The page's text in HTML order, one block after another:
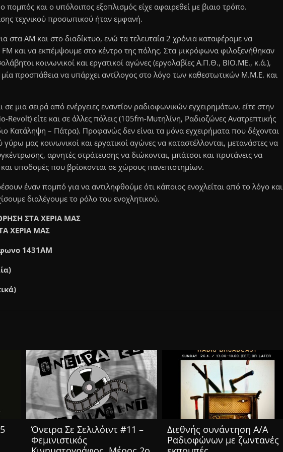
πομπός και ο υπόλοιπος εξοπλισμός είχε αφαιρεθεί με βιαιο τρόπο.
τεχνικού προσωπικού ήταν εμφανή.
στα ΑΜ και στο διαδίκτυο, ενώ τα τελευταία 2 χρόνια καταφέραμε να
και να εκπέμψουμε στο κέντρο της πόλης. Στα μικρόφωνα φιλοξενήθηκαν
κοινωνικοί και εργατικοί αγώνες (εργολαβίες Α.Π.Θ., ΒΙΟ.ΜΕ., κ.ά.),
προσπάθεια να υπάρχει αντίλογος στο λόγο των καθεστωτικών Μ.Μ.Ε. και
μια σειρά από ενέργειες εναντίον ραδιοφωνικών εγχειρημάτων, είτε στην
Revolt) είτε και σε άλλες πόλεις (105fm-Μυτηλίνη, Ραδιοζώνες Ανατρεπτικής
Κατάληψη – Πάτρα). Προφανώς δεν είναι τα μόνα εγχειρήματα που δέχονται
μας κοινωνικοί και εργατικοί αγώνες να καταστέλλονται, μετανάστες να
αρνητές στράτευσης να διώκονται, μπάτσοι και πρυτάνεις να
και υποδομές που βρίσκονται σε χώρους πανεπιστημίων.
έναν πομπό για να αντιληφθούμε ότι κάποιος ενοχλείται από το λόγο και
διαλέγουμε το ρόλο του ενοχλητικού.
ΣΤΑ ΧΕΡΙΑ ΜΑΣ
ΧΕΡΙΑ ΜΑΣ
1431ΑΜ
Όνειρα Σε Σελιλόιντ #11 –
Φεμινιστικός
Διεθνής συνάντηση Α/Α
Ραδιοφώνων με ζωντανές